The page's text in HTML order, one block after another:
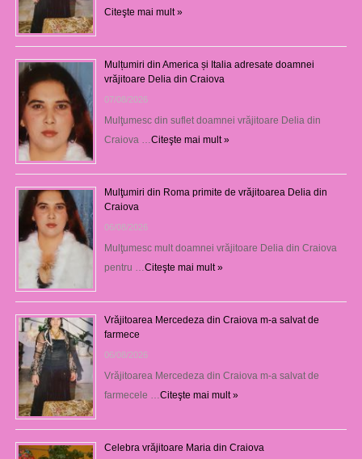
Citeşte mai mult »
Mulțumiri din America și Italia adresate doamnei
vrăjitoare Delia din Craiova
07/08/2026
Mulţumesc din suflet doamnei vrăjitoare Delia din
Craiova … Citeşte mai mult »
Mulţumiri din Roma primite de vrăjitoarea Delia din
Craiova
06/08/2026
Mulţumesc mult doamnei vrăjitoare Delia din Craiova
pentru … Citeşte mai mult »
Vrăjitoarea Mercedeza din Craiova m-a salvat de
farmece
06/08/2026
Vrăjitoarea Mercedeza din Craiova m-a salvat de
farmecele … Citeşte mai mult »
Celebra vrăjitoare Maria din Craiova